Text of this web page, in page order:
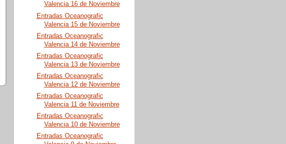
Valencia 16 de Noviembre
Entradas Oceanografic
Valencia 15 de Noviembre
Entradas Oceanografic
Valencia 14 de Noviembre
Entradas Oceanografic
Valencia 13 de Noviembre
Entradas Oceanografic
Valencia 12 de Noviembre
Entradas Oceanografic
Valencia 11 de Noviembre
Entradas Oceanografic
Valencia 10 de Noviembre
Entradas Oceanografic